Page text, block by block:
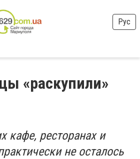
Рус
«раскупили»
кафе, ресторанах и
не осталось